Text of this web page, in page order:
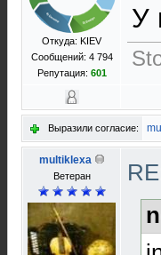
Откуда: KIEV
Сообщений: 4 794
Репутация: 601
У
Выразили согласие:
multiklexa
Ветеран